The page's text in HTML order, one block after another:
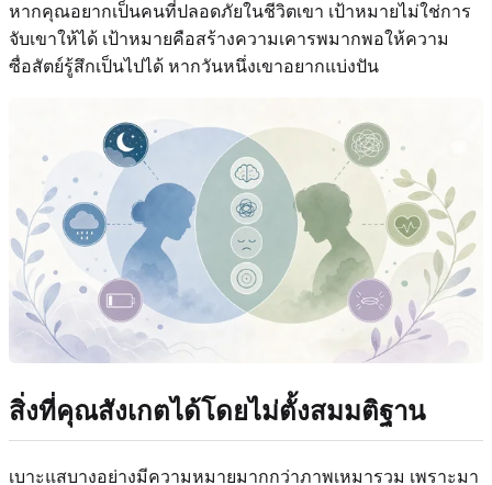
หากคุณอยากเป็นคนที่ปลอดภัยในชีวิตเขา เป้าหมายไม่ใช่การ
จับเขาให้ได้ เป้าหมายคือสร้างความเคารพมากพอให้ความ
ซื่อสัตย์รู้สึกเป็นไปได้ หากวันหนึ่งเขาอยากแบ่งปัน
สิ่งที่คุณสังเกตได้โดยไม่ตั้งสมมติฐาน
เบาะแสบางอย่างมีความหมายมากกว่าภาพเหมารวม เพราะมา